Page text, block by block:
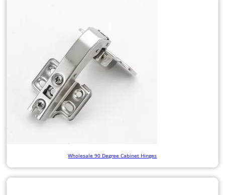
Wholesale 90 Degree Cabinet Hinges